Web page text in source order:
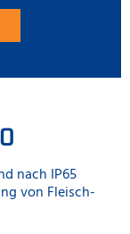
nach IP65
von Fleisch-